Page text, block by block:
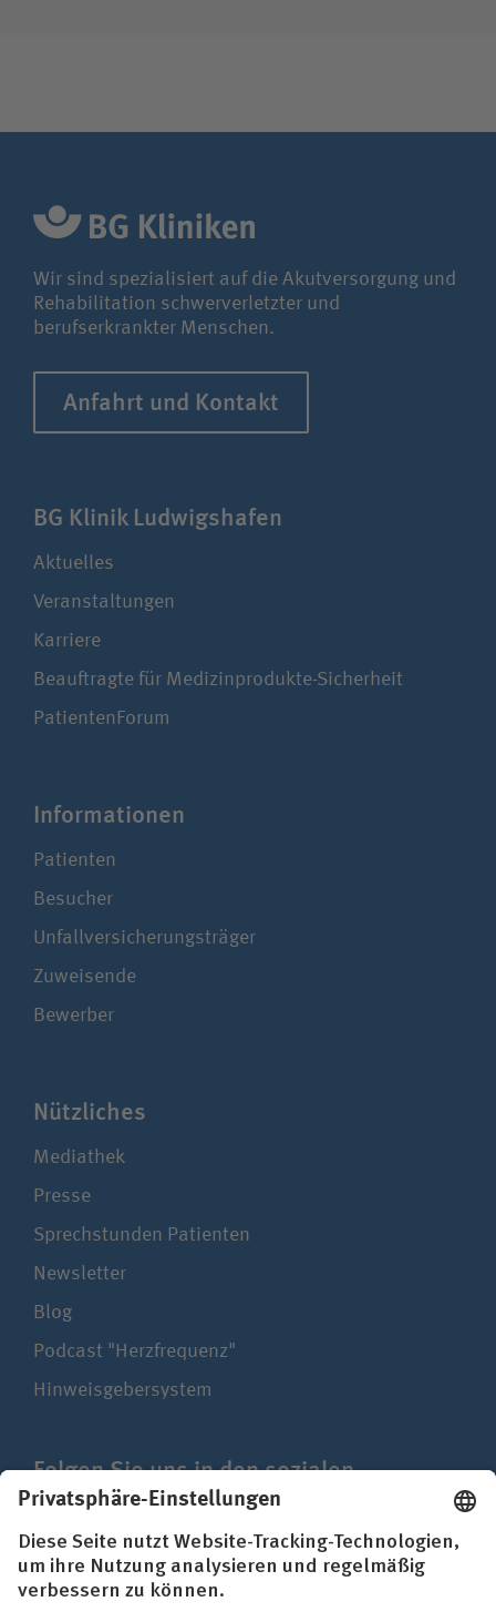
Wir sind spezialisiert auf die Akutversorgung und
Rehabilitation schwerverletzter und
berufserkrankter Menschen.
Anfahrt und Kontakt
BG Klinik Ludwigshafen
Aktuelles
Veranstaltungen
Karriere
Beauftragte für Medizinprodukte-Sicherheit
PatientenForum
Infor­ma­tionen
Patienten
Besucher
Unfallversicherungsträger
Zuweisende
Bewerber
Nützliches
Mediathek
Presse
Sprechstunden Patienten
Newsletter
Blog
Podcast "Herzfrequenz"
Hinweisgebersystem
Folgen Sie uns in den sozialen
Netzwerken